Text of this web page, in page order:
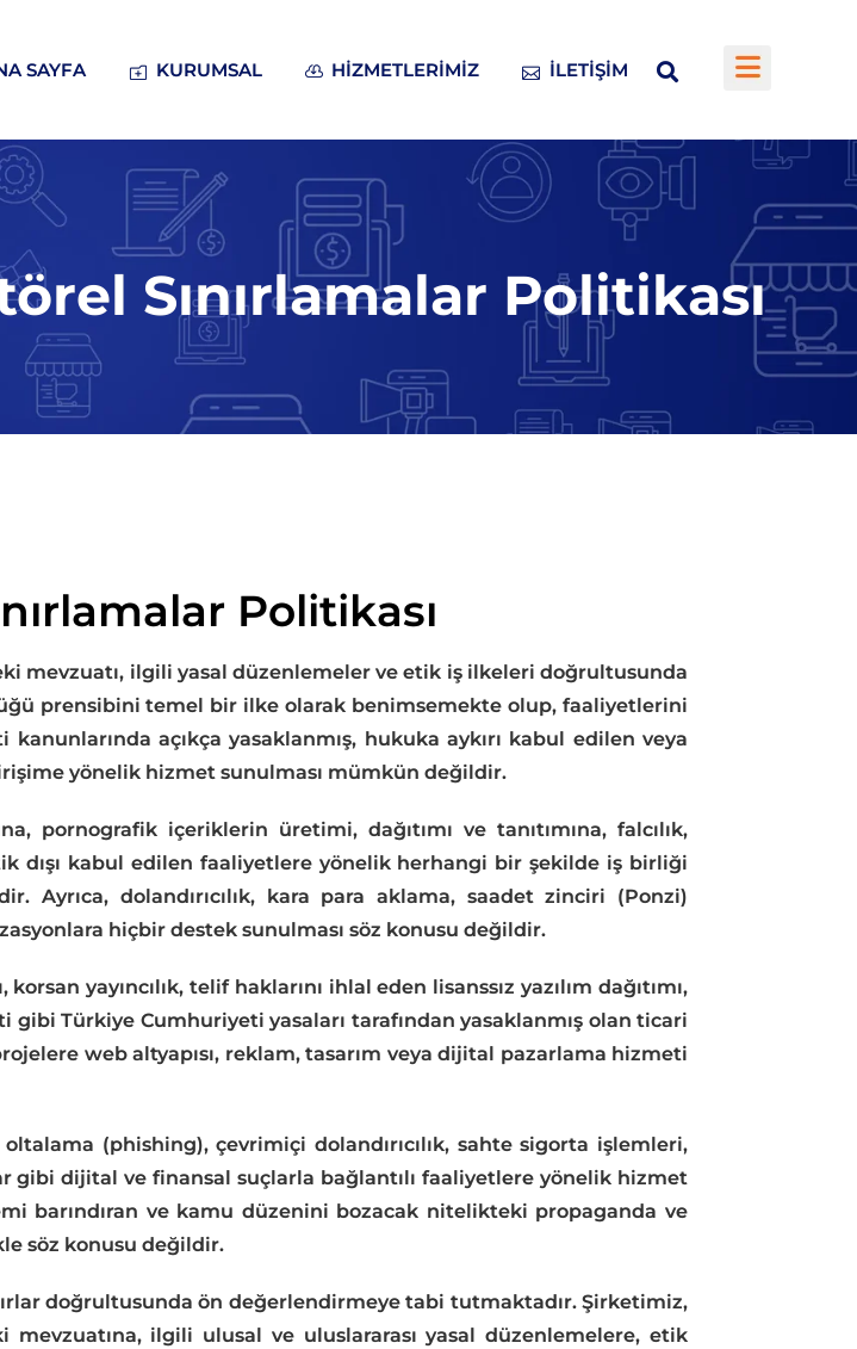
SAYFA KURUMSAL HIZMETLERIMIZ İLETIŞIM
Sınırlamalar Politikası
Politikası
mevzuatı, ilgili yasal düzenlemeler ve etik iş ilkeleri doğrultusunda
prensibini temel bir ilke olarak benimsemekte olup, faaliyetlerini
açıkça yasaklanmış, hukuka aykırı kabul edilen veya
yönelik hizmet sunulması mümkün değildir.
pornografik içeriklerin üretimi, dağıtımı ve tanıtımına, falcılık,
dışı kabul edilen faaliyetlere yönelik herhangi bir şekilde iş birliği
Ayrıca, dolandırıcılık, kara para aklama, saadet zinciri (Ponzi)
hiçbir destek sunulması söz konusu değildir.
yayıncılık, telif haklarını ihlal eden lisanssız yazılım dağıtımı,
gibi Türkiye Cumhuriyeti yasaları tarafından yasaklanmış olan ticari
web altyapısı, reklam, tasarım veya dijital pazarlama hizmeti
(phishing), çevrimiçi dolandırıcılık, sahte sigorta işlemleri,
gibi dijital ve finansal suçlarla bağlantılı faaliyetlere yönelik hizmet
barındıran ve kamu düzenini bozacak nitelikteki propaganda ve
söz konusu değildir.
doğrultusunda ön değerlendirmeye tabi tutmaktadır. Şirketimiz,
ilgili ulusal ve uluslararası yasal düzenlemelere, etik